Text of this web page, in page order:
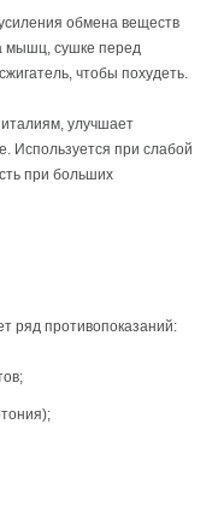
обмена веществ
мышц, сушке перед
чтобы похудеть.
улучшает
Используется при слабой
при больших
ряд противопоказаний: